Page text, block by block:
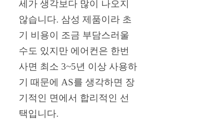
세가 생각보다 많이 나오지
않습니다. 삼성 제품이라 초
기 비용이 조금 부담스러울
수도 있지만 에어컨은 한번
사면 최소 3~5년 이상 사용하
기 때문에 AS를 생각하면 장
기적인 면에서 합리적인 선
택입니다.